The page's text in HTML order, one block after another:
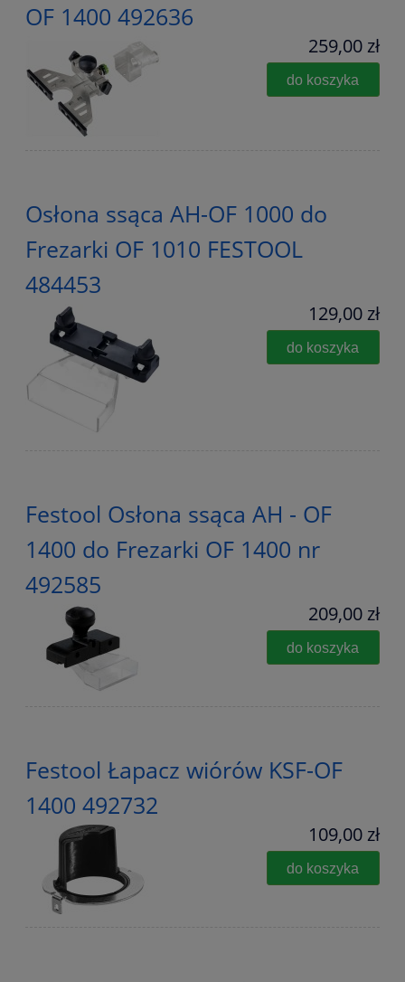
OF 1400 492636
259,00 zł
do koszyka
Osłona ssąca AH-OF 1000 do
Frezarki OF 1010 FESTOOL
484453
129,00 zł
do koszyka
Festool Osłona ssąca AH - OF
1400 do Frezarki OF 1400 nr
492585
209,00 zł
do koszyka
Festool Łapacz wiórów KSF-OF
1400 492732
109,00 zł
do koszyka